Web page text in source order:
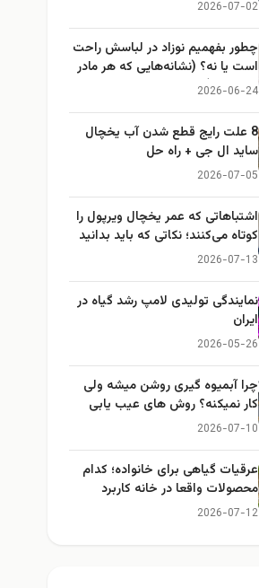
2026-07-02
چطور بفهمیم نوزاد در لباسش راحت
است یا نه؟ (نشانه‌هایی که هر مادر
باید بداند)
2026-06-24
8 علت رایج قطع شدن آب یخچال
ساید ال جی + راه حل
2026-07-05
اشتباهاتی که عمر یخچال ویرپول را
کوتاه می‌کنند؛ نکاتی که باید بدانید
2026-07-13
نمایندگی تولیدی لامپ رشد گیاه در
ایران
2026-05-26
چرا آبمیوه گیری روشن میشه ولی
کار نمیکنه؟ روش های عیب یابی
2026-07-10
عرقیات گیاهی برای خانواده؛ کدام
محصولات واقعا در خانه کاربرد
دارند؟
2026-07-12